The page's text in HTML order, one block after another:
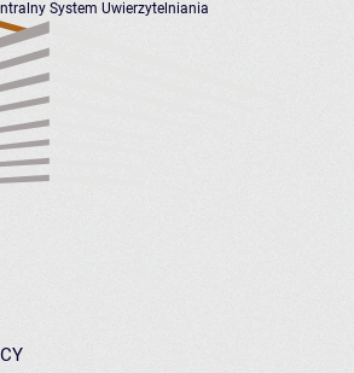
System Uwierzytelniania